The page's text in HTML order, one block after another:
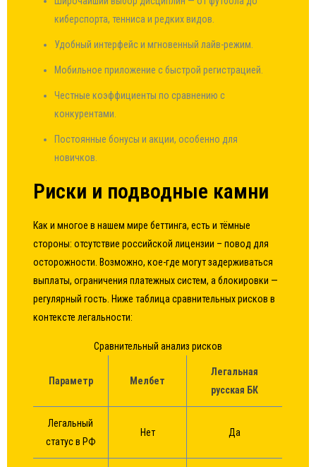
киберспорта, тенниса и редких видов.
Удобный интерфейс и мгновенный лайв-режим.
Мобильное приложение с быстрой регистрацией.
Честные коэффициенты по сравнению с
конкурентами.
Постоянные бонусы и акции, особенно для
новичков.
Риски и подводные камни
Как и многое в нашем мире беттинга, есть и тёмные
стороны: отсутствие российской лицензии – повод для
осторожности. Возможно, кое-где могут задерживаться
выплаты, ограничения платежных систем, а блокировки —
регулярный гость. Ниже таблица сравнительных рисков в
контексте легальности:
Сравнительный анализ рисков
Параметр Мелбет
Легальная
русская БК
Легальный
статус в РФ
Нет Да